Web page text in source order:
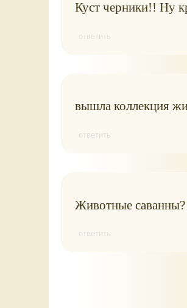
Куст черники!! Ну
ответить
вышла коллекция
ответить
Животные
ответить